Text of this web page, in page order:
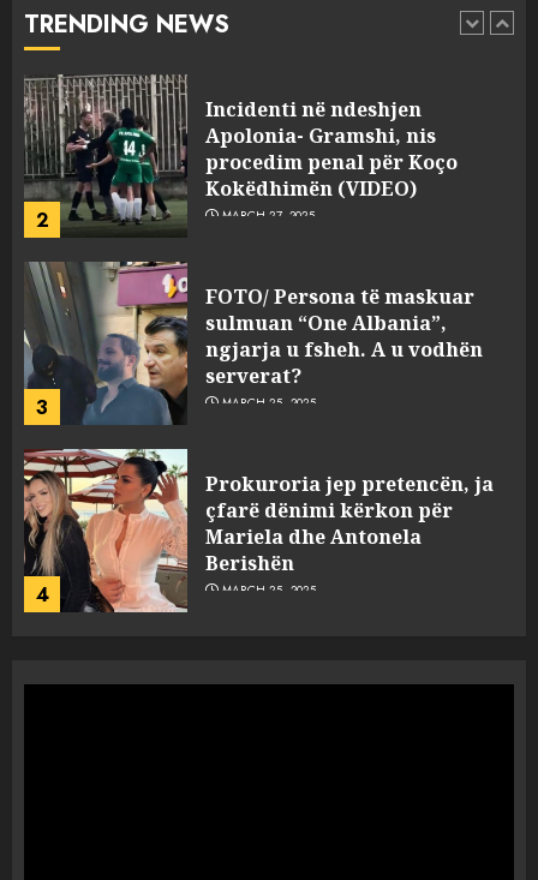
TRENDING NEWS
1
pasuri të pajustifikuar
2
Incidenti në ndeshjen
Apolonia- Gramshi, nis
procedim penal për Koço
Kokëdhimën (VIDEO)
MARCH 27, 2025
3
FOTO/ Persona të maskuar
sulmuan “One Albania”,
ngjarja u fsheh. A u vodhën
serverat?
MARCH 25, 2025
4
Prokuroria jep pretencën, ja
çfarë dënimi kërkon për
Mariela dhe Antonela
Berishën
MARCH 25, 2025